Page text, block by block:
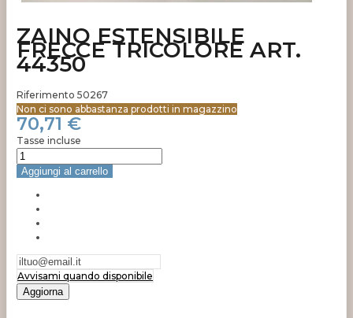
ZAINO ESTENSIBILE
FRECCE TRICOLORE ART.
44350
Riferimento 50267
Non ci sono abbastanza prodotti in magazzino
70,71 €
Tasse incluse
Aggiungi al carrello
Avvisami quando disponibile